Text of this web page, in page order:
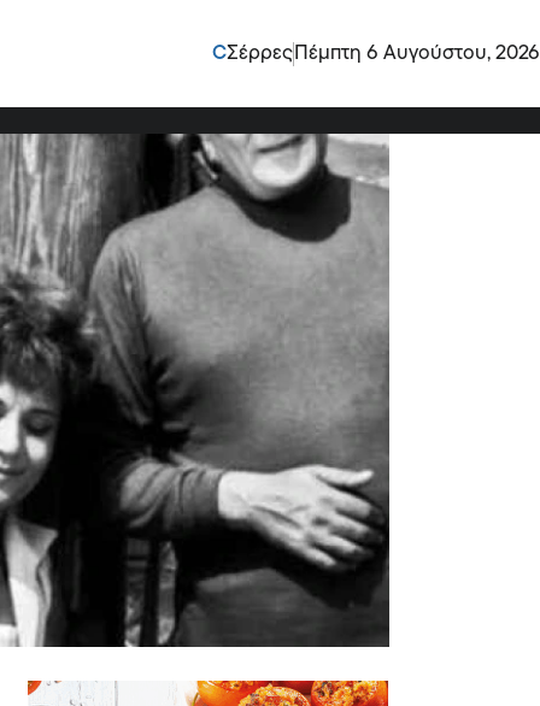
CΣέρρες Πέμπτη 6 Αυγούστου, 2026
πικρή ιστορία μιας